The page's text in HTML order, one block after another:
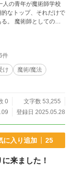
人の青年が魔術師学校
なトップ、それだけで
。 魔術師としての一
み合う。
件
け
魔術/魔法
0
文字数 53,255
登録日 2025.05.28
に入り追加 25
来ました！